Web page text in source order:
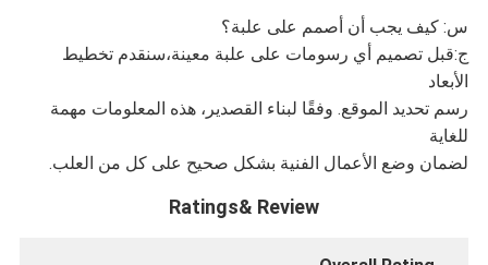
س: كيف يجب أن أصمم على علبة؟
ج:قبل تصميم أي رسومات على علبة معينة،سنقدم تخطيط
الأبعاد
رسم تحديد الموقع. وفقًا لبناء القصدير، هذه المعلومات مهمة
للغاية
لضمان وضع الأعمال الفنية بشكل صحيح على كل من العلب.
Ratings& Review